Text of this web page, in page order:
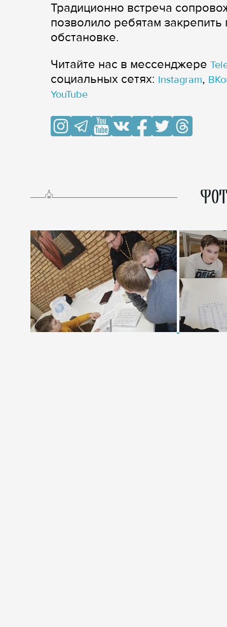
Традиционно встреча
позволило ребятам
обстановке.
Читайте нас в мессенджере
cоциальных сетях: Instagram,
YouTube